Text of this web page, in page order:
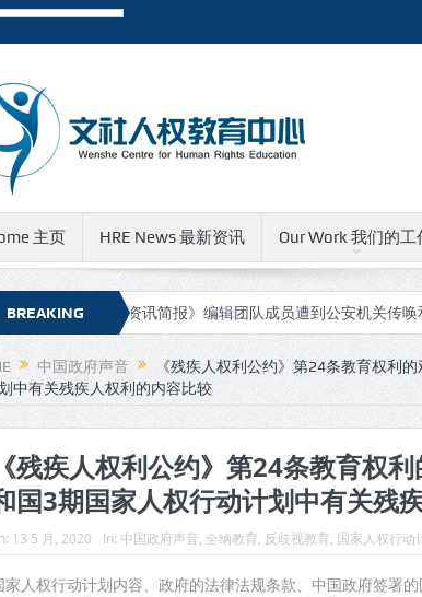
主页 HRE News 最新资讯 Our Work 我们的工
BREAKING
NEWS
人权资讯简报》编辑团队成员遭到公安机关传唤和入室搜查的
中国政府声音
《残疾人权利公约》第24条教育权利
中有关残疾人权利的内容比较
《残疾人权利公约》第24条教育权
国3期国家人权行动计划中有关残
13 5 月, 2020 In: 中国政府声音 全纳教育 反歧视教育 国家人权行动
家人权行动计划内容、政府的法律法规条款、中国政府签署